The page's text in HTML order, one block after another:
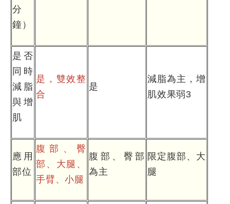
分
鐘）
是否
同時
減脂
與增
肌
是，雙效整
合
是
減脂為主，增
肌效果弱3
應用
部位
腹部、臀
部、大腿、
手臂、小腿
腹部、臀部
為主
限定腹部、大
腿